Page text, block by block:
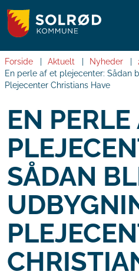
Forside Aktuelt Nyheder
En perle af et plejecenter: Sådan
Plejecenter Christians Have
EN PERLE
SÅDAN